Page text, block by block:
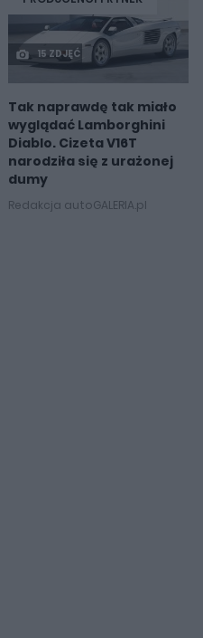
15 ZDJĘĆ
Tak naprawdę tak miało
wyglądać Lamborghini
Diablo. Cizeta V16T
narodziła się z urażonej
dumy
Redakcja autoGALERIA.pl